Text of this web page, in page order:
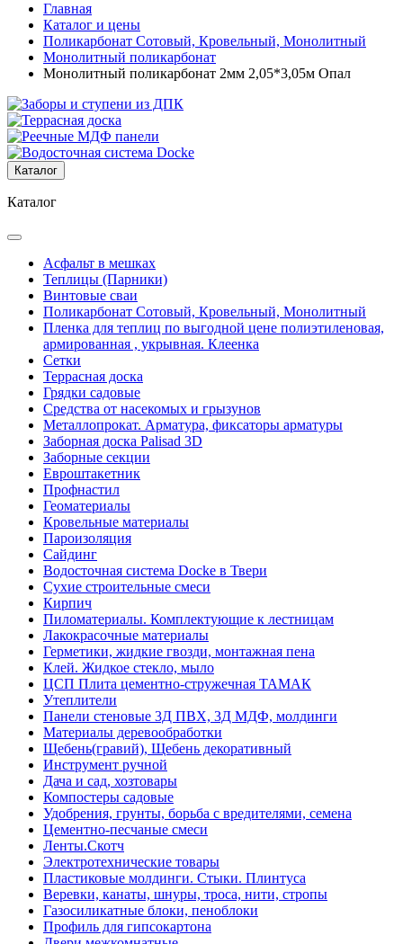
Главная
Каталог и цены
Поликарбонат Сотовый, Кровельный, Монолитный
Монолитный поликарбонат
Монолитный поликарбонат 2мм 2,05*3,05м Опал
Каталог
Каталог
Асфальт в мешках
Теплицы (Парники)
Винтовые сваи
Поликарбонат Сотовый, Кровельный, Монолитный
Пленка для теплиц по выгодной цене полиэтиленовая,
армированная , укрывная. Клеенка
Сетки
Террасная доска
Грядки садовые
Средства от насекомых и грызунов
Металлопрокат. Арматура, фиксаторы арматуры
Заборная доска Palisad 3D
Заборные секции
Евроштакетник
Профнастил
Геоматериалы
Кровельные материалы
Пароизоляция
Сайдинг
Водосточная система Docke в Твери
Сухие строительные смеси
Кирпич
Пиломатериалы. Комплектующие к лестницам
Лакокрасочные материалы
Герметики, жидкие гвозди, монтажная пена
Клей. Жидкое стекло, мыло
ЦСП Плита цементно-стружечная ТАМАК
Утеплители
Панели стеновые 3Д ПВХ, 3Д МДФ, молдинги
Материалы деревообработки
Щебень(гравий), Щебень декоративный
Инструмент ручной
Дача и сад, хозтовары
Компостеры садовые
Удобрения, грунты, борьба с вредителями, семена
Цементно-песчаные смеси
Ленты.Скотч
Электротехнические товары
Пластиковые молдинги. Стыки. Плинтуса
Веревки, канаты, шнуры, троса, нити, стропы
Газосиликатные блоки, пеноблоки
Профиль для гипсокартона